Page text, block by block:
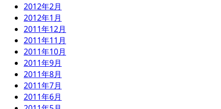
2012年2月
2012年1月
2011年12月
2011年11月
2011年10月
2011年9月
2011年8月
2011年7月
2011年6月